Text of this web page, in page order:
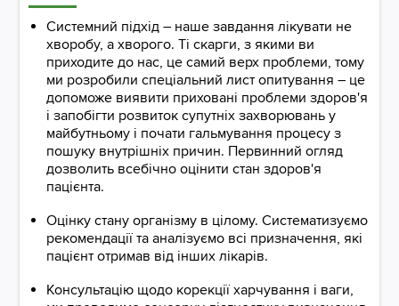
Системний підхід – наше завдання лікувати не
хворобу, а хворого. Ті скарги, з якими ви
приходите до нас, це самий верх проблеми, тому
ми розробили спеціальний лист опитування – це
допоможе виявити приховані проблеми здоров'я
і запобігти розвиток супутніх захворювань у
майбутньому і почати гальмування процесу з
пошуку внутрішніх причин. Первинний огляд
дозволить всебічно оцінити стан здоров'я
пацієнта.
Оцінку стану організму в цілому. Систематизуємо
рекомендації та аналізуємо всі призначення, які
пацієнт отримав від інших лікарів.
Консультацію щодо корекції харчування і ваги,